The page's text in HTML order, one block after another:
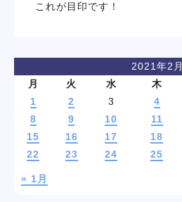
これが目印です！
2021年2月
月
火 水 木
« 1月
1 2 3 4
8
9 10 11
15
16 17 18
22
23 24 25